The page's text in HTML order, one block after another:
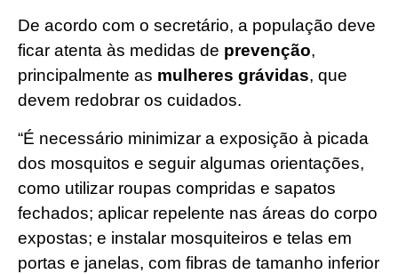
De acordo com o secretário, a população deve
ficar atenta às medidas de prevenção,
principalmente as mulheres grávidas, que
devem redobrar os cuidados.
“É necessário minimizar a exposição à picada
dos mosquitos e seguir algumas orientações,
como utilizar roupas compridas e sapatos
fechados; aplicar repelente nas áreas do corpo
expostas; e instalar mosquiteiros e telas em
portas e janelas, com fibras de tamanho inferior